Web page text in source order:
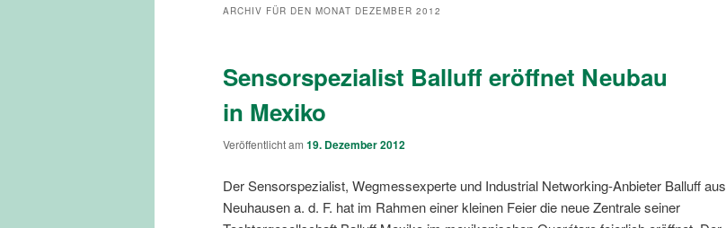
ARCHIV FÜR DEN MONAT DEZEMBER 2012
Sensorspezialist Balluff eröffnet Neubau
in Mexiko
Veröffentlicht am 19. Dezember 2012
Der Sensorspezialist, Wegmessexperte und Industrial Networking-Anbieter Balluff aus
Neuhausen a. d. F. hat im Rahmen einer kleinen Feier die neue Zentrale seiner